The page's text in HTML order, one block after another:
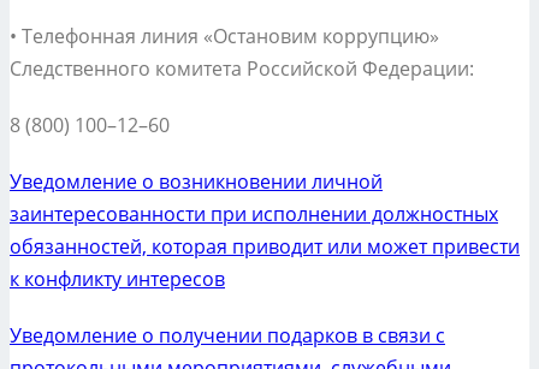
• Телефонная линия «Остановим коррупцию»
Следственного комитета Российской Федерации:
8 (800) 100–12–60
Уведомление о возникновении личной
заинтересованности при исполнении должностных
обязанностей, которая приводит или может привести
к конфликту интересов
Уведомление о получении подарков в связи с